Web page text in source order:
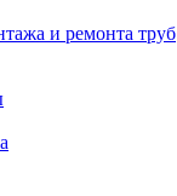
и ремонта труб